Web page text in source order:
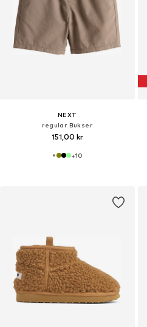
NEXT
regular Bukser
151,00 kr
+10